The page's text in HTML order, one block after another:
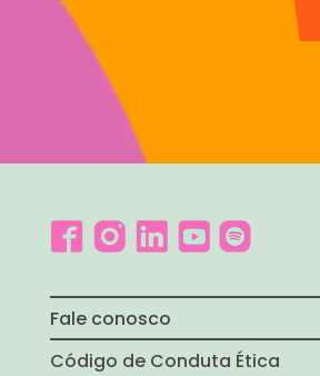
Fale conosco
Código de Conduta Ética